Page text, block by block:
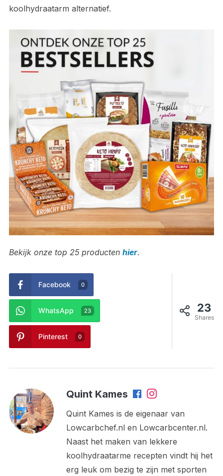
koolhydraatarm alternatief.
Bekijk onze top 25 producten hier.
23
Shares
Facebook 0
WhatsApp 23
Pinterest 0
Quint Kames
Quint Kames is de eigenaar van
Lowcarbchef.nl en Lowcarbcenter.nl.
Naast het maken van lekkere
koolhydraatarme recepten vindt hij het
erg leuk om bezig te zijn met sporten